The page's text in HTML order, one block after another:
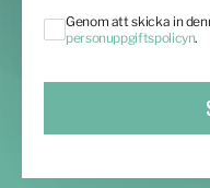
Genom att skicka in
personuppgiftspolicyn.